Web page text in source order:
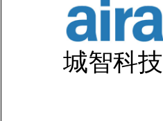
城智科技